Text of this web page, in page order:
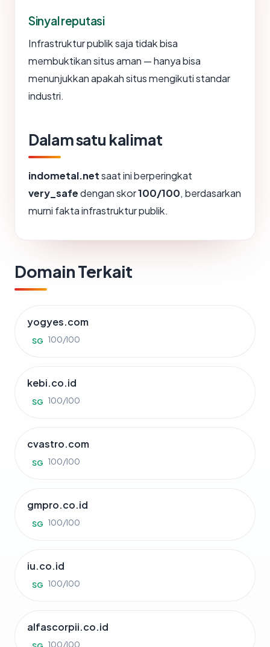
Sinyal reputasi
Infrastruktur publik saja tidak bisa
membuktikan situs aman — hanya bisa
menunjukkan apakah situs mengikuti standar
industri.
Dalam satu kalimat
indometal.netsaat ini berperingkat
very_safedengan skor100/100, berdasarkan
murni fakta infrastruktur publik.
Domain Terkait
yogyes.com
SG 100/100
kebi.co.id
SG 100/100
cvastro.com
SG 100/100
gmpro.co.id
SG 100/100
iu.co.id
SG 100/100
alfascorpii.co.id
100/100